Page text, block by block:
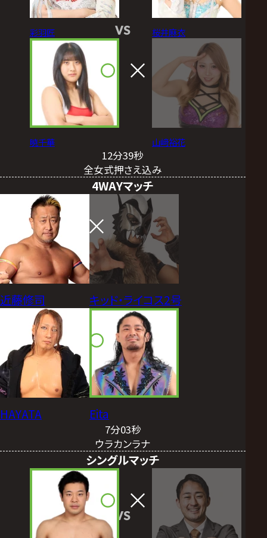
彩羽匠
暁千華
VS 桜井麻衣
山﨑裕花
12分39秒
全女式押さえ込み
4WAYマッチ
近藤修司 キッド・ライコス2号
HAYATA Eita
7分03秒
ウラカンラナ
シングルマッチ
VS